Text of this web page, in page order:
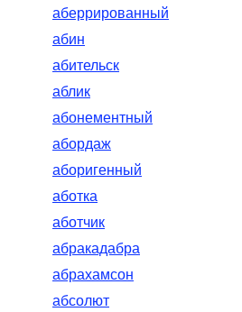
аберрированный
абин
абительск
аблик
абонементный
абордаж
аборигенный
аботка
аботчик
абракадабра
абрахамсон
абсолют